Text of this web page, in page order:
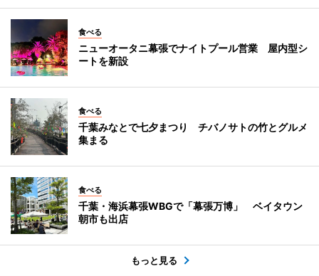
食べる
ニューオータニ幕張でナイトプール営業 屋内型シ
ートを新設
食べる
千葉みなとで七夕まつり チバノサトの竹とグルメ
集まる
食べる
千葉・海浜幕張WBGで「幕張万博」 ベイタウン
朝市も出店
もっと見る